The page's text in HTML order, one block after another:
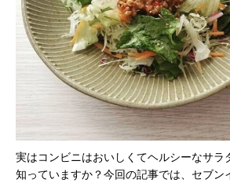
実はコンビニはおいしくてヘルシーなサラ
知っていますか？今回の記事では、セブン